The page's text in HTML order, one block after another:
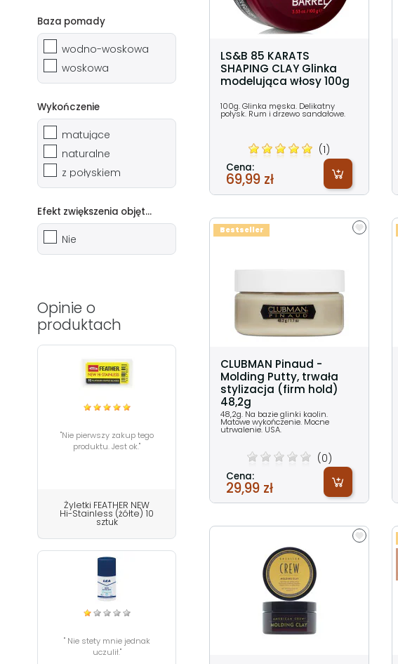
Baza pomady
wodno-woskowa
woskowa
Wykończenie
matujące
naturalne
z połyskiem
Efekt zwiększenia objętości
Nie
Opinie o
produktach
"Nie pierwszy zakup tego
produktu. Jest ok."
Żyletki FEATHER NEW
Hi-Stainless (żółte) 10
sztuk
" Nie stety mnie jednak
uczulił."
LS&B 85 KARATS
SHAPING CLAY Glinka
modelująca włosy 100g
100g. Glinka męska. Delikatny
połysk. Rum i drzewo sandałowe.
(1)
Cena:
69,99 zł
CLUBMAN Pinaud -
Molding Putty, trwała
stylizacja (firm hold)
48,2g
48,2g. Na bazie glinki kaolin.
Matowe wykończenie. Mocne
utrwalenie. USA.
(0)
Cena:
29,99 zł
Bestseller